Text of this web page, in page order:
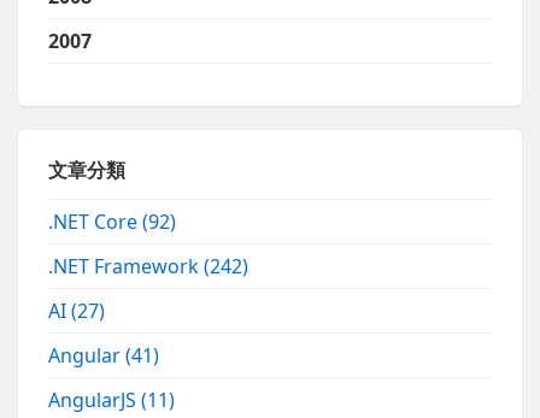
2007
文章分類
.NET Core(92)
.NET Framework(242)
AI(27)
Angular(41)
AngularJS(11)